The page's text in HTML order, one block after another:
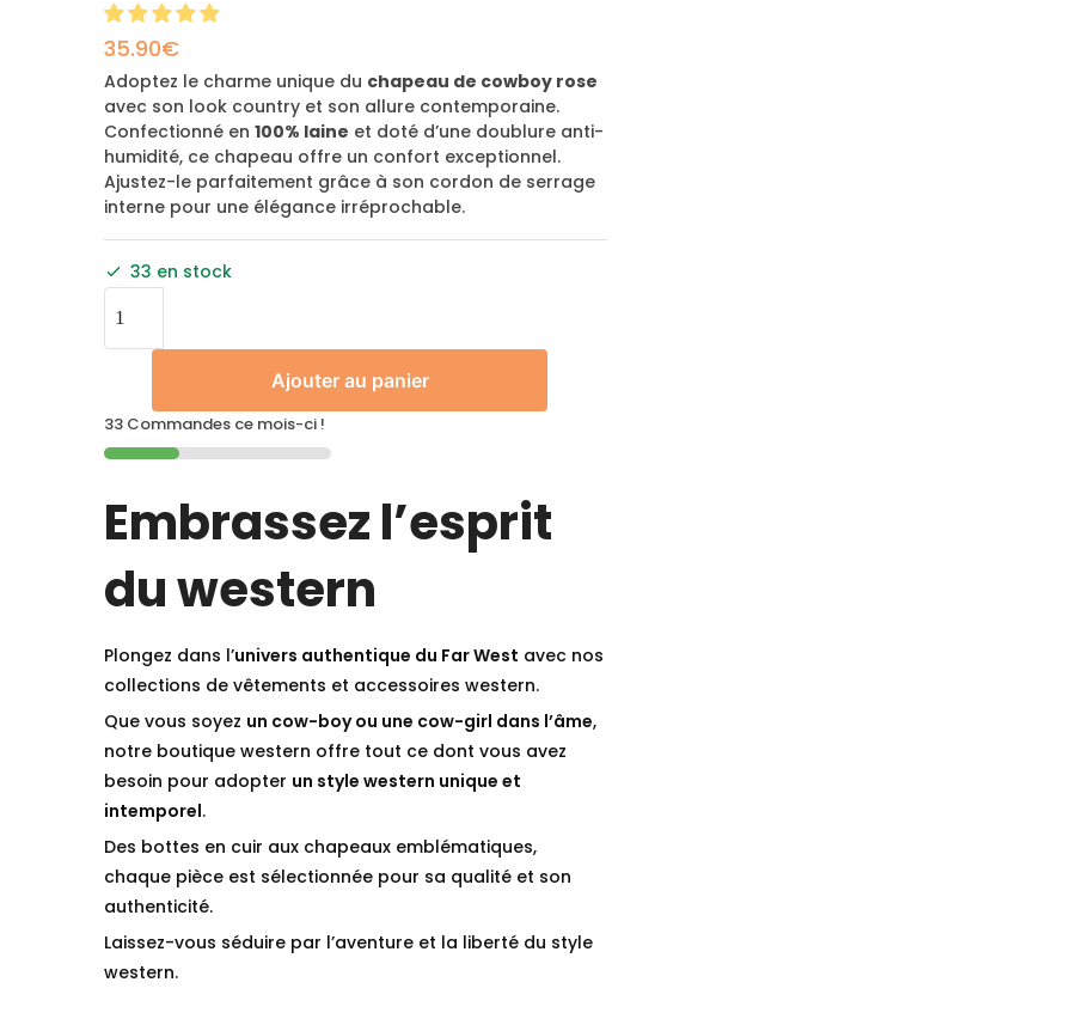
35.90€
Adoptez le charme unique du chapeau de cowboy rose
avec son look country et son allure contemporaine.
Confectionné en100% laine et doté d’une doublure anti-
humidité, ce chapeau offre un confort exceptionnel.
Ajustez-le parfaitement grâce à son cordon de serrage
interne pour une élégance irréprochable.
33 en stock
Ajouter au panier
33 Commandes ce mois-ci !
Embrassez l’esprit
du western
Plongez dans l’univers authentique du Far West avec nos
collections de vêtements et accessoires western.
Que vous soyez un cow-boy ou une cow-girl dans l’âme,
notre boutique western offre tout ce dont vous avez
besoin pour adopter un style western unique et
intemporel.
Des bottes en cuir aux chapeaux emblématiques,
chaque pièce est sélectionnée pour sa qualité et son
authenticité.
Laissez-vous séduire par l’aventure et la liberté du style
western.